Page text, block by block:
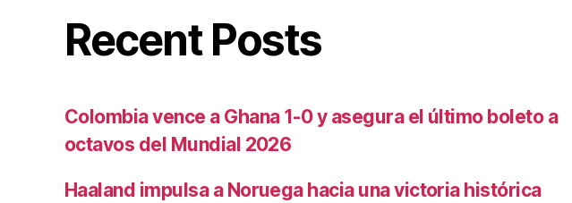
Recent Posts
Colombia vence a Ghana 1-0 y asegura el último boleto a
octavos del Mundial 2026
Haaland impulsa a Noruega hacia una victoria histórica